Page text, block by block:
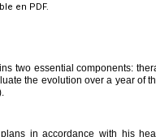
en PDF.
two essential components:
the evolution over a year of
in accordance with his